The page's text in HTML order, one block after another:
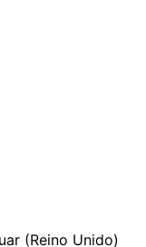
(Reino Unido)